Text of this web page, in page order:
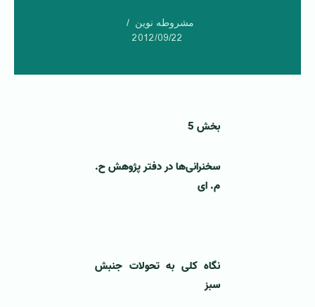
مشروطه نوین
2012/09/22
بخش 5
سخنرانی‌ها در دفتر پژوهش ح.
م. ای
نگاه کلی به تحولات جنبش
سبز